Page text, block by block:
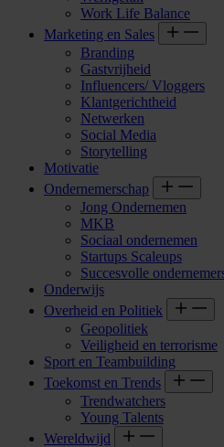
Work Life Balance
Marketing en Sales
Branding
Gastvrijheid
Influencers/ Vloggers
Klantgerichtheid
Netwerken
Social Media
Storytelling
Motivatie
Ondernemerschap
Jong Ondernemen
MKB
Sociaal ondernemen
Startups Scaleups
Succesvolle
Onderwijs
Overheid en Politiek
Geopolitiek
Veiligheid en terrorisme
Sport en Teambuilding
Toekomst en Trends
Trendwatchers
Young Talents
Wereldwijd